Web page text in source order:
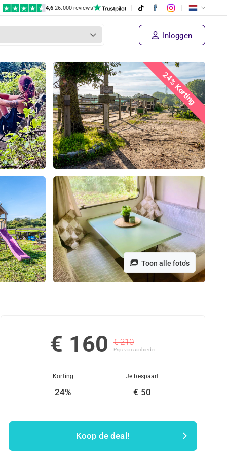
4,6|26.000 reviews
Inloggen
24% Korting
Toon alle foto's
€ 160 € 210
Prijs van aanbieder
Korting
24%
Je bespaart
€ 50
Koop de deal!